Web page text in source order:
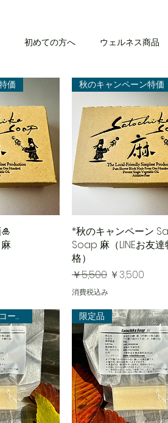
初めての方へ ウェルネス商品
ー
価
クイックビュ
秋のキャンペーン特価
*秋のキャンペーン
Soap 麻（LINEお友
格）
通常価格
￥5,500 セール価格
￥3,500
消費税込み
新春特別クーポンコード有り 限定品